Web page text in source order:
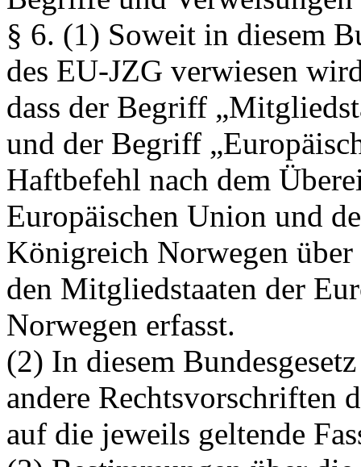
§ 6. (1) Soweit in diesem
des EU-JZG verwiesen
dass der Begriff
und der Begriff
Haftbefehl nach dem
Europäischen Union und
Königreich Norwegen über
den Mitgliedstaaten der
Norwegen erfasst.
(2) In diesem
andere Rechtsvorschriften
auf die jeweils geltende